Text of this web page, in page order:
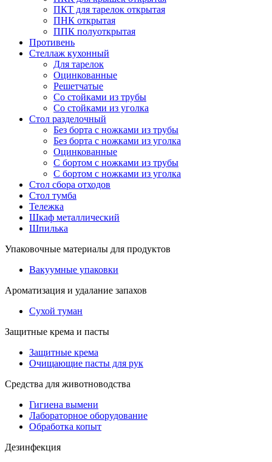
ПКТ для тарелок открытая
ПНК открытая
ППК полуоткрытая
Противень
Стеллаж кухонный
Для тарелок
Оцинкованные
Решетчатые
Со стойками из трубы
Со стойками из уголка
Стол разделочный
Без борта с ножками из трубы
Без борта с ножками из уголка
Оцинкованные
С бортом с ножками из трубы
С бортом с ножками из уголка
Стол сбора отходов
Стол тумба
Тележка
Шкаф металлический
Шпилька
Упаковочные материалы для продуктов
Вакуумные упаковки
Ароматизация и удалание запахов
Сухой туман
Защитные крема и пасты
Защитные крема
Очищающие пасты для рук
Средства для животноводства
Гигиена вымени
Лабораторное оборудование
Обработка копыт
Дезинфекция